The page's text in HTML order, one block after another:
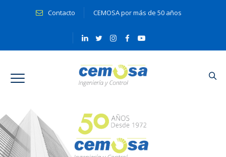
Contacto CEMOSA por más de 50 años